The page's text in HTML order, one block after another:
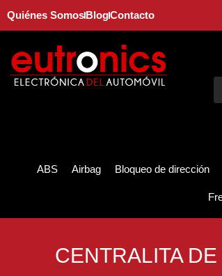
Quiénes SomosBlogContacto
ABS Airbag Bloqueo de dirección
CENTRALITA